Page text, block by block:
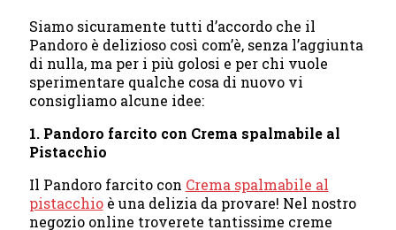
Siamo sicuramente tutti d’accordo che il
Pandoro è delizioso così com’è, senza l’aggiunta
di nulla, ma per i più golosi e per chi vuole
sperimentare qualche cosa di nuovo vi
consigliamo alcune idee:
1. Pandoro farcito con Crema spalmabile al
Pistacchio
Il Pandoro farcito con Crema spalmabile al
pistacchioè una delizia da provare! Nel nostro
negozio online troverete tantissime creme